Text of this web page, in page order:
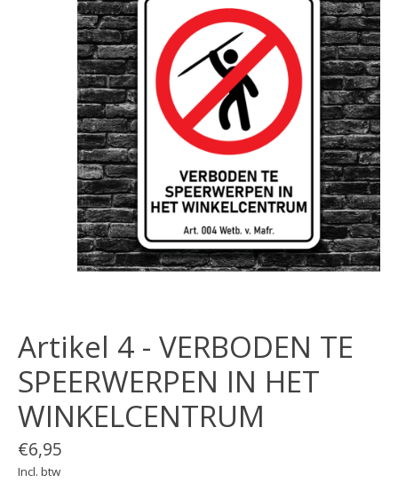
Artikel 4 - VERBODEN TE
SPEERWERPEN IN HET
WINKELCENTRUM
€6,95
Incl. btw